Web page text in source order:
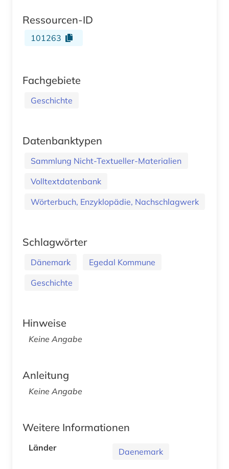
Ressourcen-ID
101263
Fachgebiete
Geschichte
Datenbanktypen
Sammlung Nicht-Textueller-Materialien
Volltextdatenbank
Wörterbuch, Enzyklopädie, Nachschlagwerk
Schlagwörter
Dänemark
Egedal Kommune
Geschichte
Hinweise
Keine Angabe
Anleitung
Keine Angabe
Weitere Informationen
Länder Daenemark